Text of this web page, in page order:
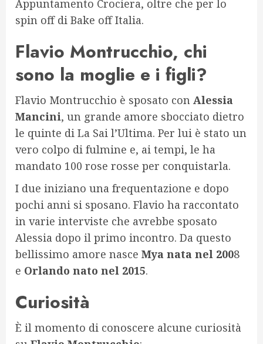
Appuntamento Crociera, oltre che per lo
spin off di Bake off Italia.
Flavio Montrucchio, chi
sono la moglie e i figli?
Flavio Montrucchio è sposato con Alessia
Mancini, un grande amore sbocciato dietro
le quinte di La Sai l’Ultima. Per lui è stato un
vero colpo di fulmine e, ai tempi, le ha
mandato 100 rose rosse per conquistarla.
I due iniziano una frequentazione e dopo
pochi anni si sposano. Flavio ha raccontato
in varie interviste che avrebbe sposato
Alessia dopo il primo incontro. Da questo
bellissimo amore nasce Mya nata nel 2008
e Orlando nato nel 2015.
Curiosità
È il momento di conoscere alcune curiosità